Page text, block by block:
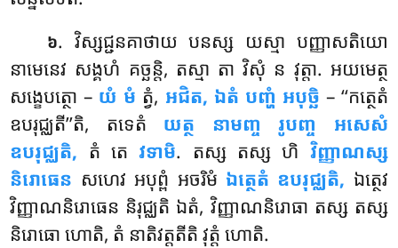
៦. វិស្សជ្ជនគាថាយ បនស្ស យស្មា បញ្ញាសតិយោ
នាមេនេវ សង្គហំ គច្ឆន្តិ, តស្មា តា វិសុំ ន វុត្តា. អយមេត្ថ
សង្ខេបត្ថោ – យំ មំ ត្វំ, អជិត, ឯតំ បញ្ហំ អបុច្ឆិ – ‘‘កត្ថេតំ
ឧបរុជ្ឈតី’’តិ, តទេតំ យត្ថ នាមញ្ច រូបញ្ច អសេសំ
ឧបរុជ្ឈតិ, តំ តេវទាមិ. តស្ស តស្ស ហិ វិញ្ញាណស្ស
និរោធេន សហេវ អបុព្ពំ អចរិមំ ឯត្ថេតំ ឧបរុជ្ឈតិ, ឯត្ថេវ
វិញ្ញាណនិរោធេន និរុជ្ឈតិ ឯតំ, វិញ្ញាណនិរោធា តស្ស តស្ស
និរោធោ ហោតិ, តំ នាតិវត្តតីតិ វុត្តំ ហោតិ.